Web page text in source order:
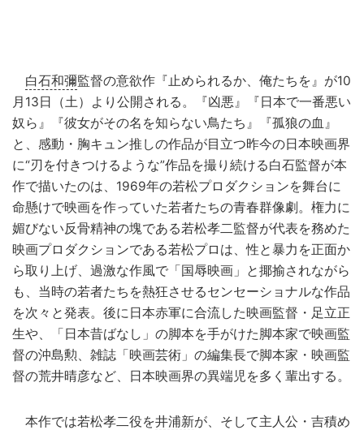
白石和彌監督の意欲作『止められるか、俺たちを』が10
月13日（土）より公開される。『凶悪』『日本で一番悪い
奴ら』『彼女がその名を知らない鳥たち』『孤狼の血』
と、感動・胸キュン推しの作品が目立つ昨今の日本映画界
に“刃を付きつけるような”作品を撮り続ける白石監督が本
作で描いたのは、1969年の若松プロダクションを舞台に
命懸けで映画を作っていた若者たちの青春群像劇。権力に
媚びない反骨精神の塊である若松孝二監督が代表を務めた
映画プロダクションである若松プロは、性と暴力を正面か
ら取り上げ、過激な作風で「国辱映画」と揶揄されながら
も、当時の若者たちを熱狂させるセンセーショナルな作品
を次々と発表。後に日本赤軍に合流した映画監督・足立正
生や、「日本昔ばなし」の脚本を手がけた脚本家で映画監
督の沖島勲、雑誌「映画芸術」の編集長で脚本家・映画監
督の荒井晴彦など、日本映画界の異端児を多く輩出する。
本作では若松孝二役を井浦新が、そして主人公・吉積め